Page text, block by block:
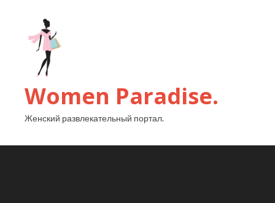
Women Paradise.
Женский развлекательный портал.